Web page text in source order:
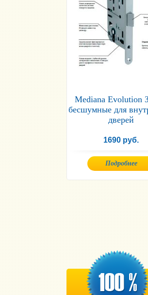
Mediana Evolution
бесшумные для
дверей
1690 руб.
Подробнее